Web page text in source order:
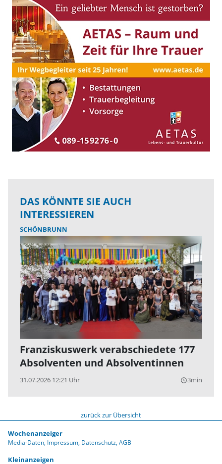
DAS KÖNNTE SIE AUCH
INTERESSIEREN
SCHÖNBRUNN
Franziskuswerk verabschiedete 177
Absolventen und Absolventinnen
31.07.2026 12:21 Uhr query_builder3min
zurück zur Übersicht
Wochenanzeiger
Media-Daten Impressum Datenschutz AGB
Kleinanzeigen